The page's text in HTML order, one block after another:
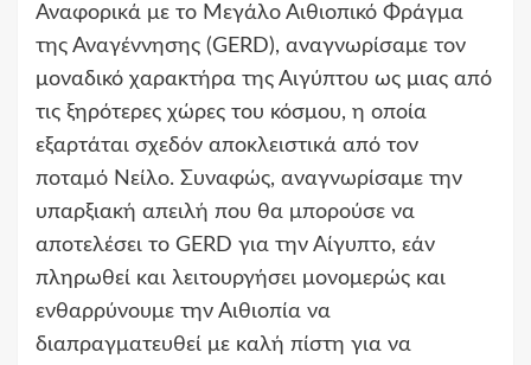
Αναφορικά με το Μεγάλο Αιθιοπικό Φράγμα
της Αναγέννησης (GERD), αναγνωρίσαμε τον
μοναδικό χαρακτήρα της Αιγύπτου ως μιας από
τις ξηρότερες χώρες του κόσμου, η οποία
εξαρτάται σχεδόν αποκλειστικά από τον
ποταμό Νείλο. Συναφώς, αναγνωρίσαμε την
υπαρξιακή απειλή που θα μπορούσε να
αποτελέσει το GERD για την Αίγυπτο, εάν
πληρωθεί και λειτουργήσει μονομερώς και
ενθαρρύνουμε την Αιθιοπία να
διαπραγματευθεί με καλή πίστη για να